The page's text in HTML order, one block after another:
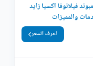
فيلانوفا اكسيا زايد
والمميزات
اعرف السعر